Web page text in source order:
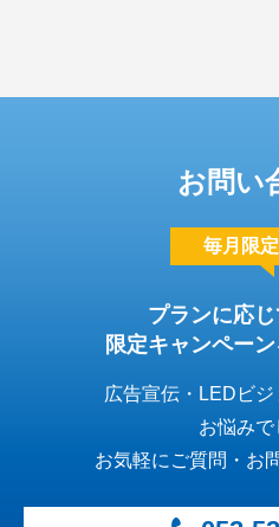
お問い
毎月限
プランに応
限定キャンペー
広告宣伝・LEDビ
お悩みで
お気軽にご質問・お